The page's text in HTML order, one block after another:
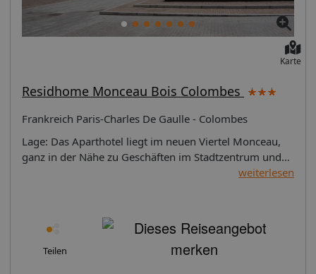
Karte
Residhome Monceau Bois Colombes
Frankreich Paris-Charles De Gaulle - Colombes
Lage: Das Aparthotel liegt im neuen Viertel Monceau,
ganz in der Nähe zu Geschäften im Stadtzentrum und
die Haltestellen der öffentlichen Verkehrsmittel sind
Montparnasse sind es rund 11 km. Der Parc des
Bruyères, eine 2 ha großen Parkanlage inmitten des
neuen Viertels, lädt zu Spaziergängen und zum
weiterlesen
Teilen